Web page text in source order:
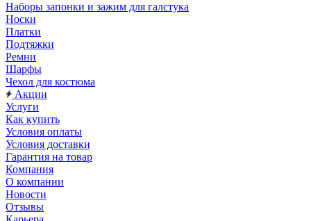
Наборы запонки и зажим для галстука
Носки
Платки
Подтяжки
Ремни
Шарфы
Чехол для костюма
Акции
Услуги
Как купить
Условия оплаты
Условия доставки
Гарантия на товар
Компания
О компании
Новости
Отзывы